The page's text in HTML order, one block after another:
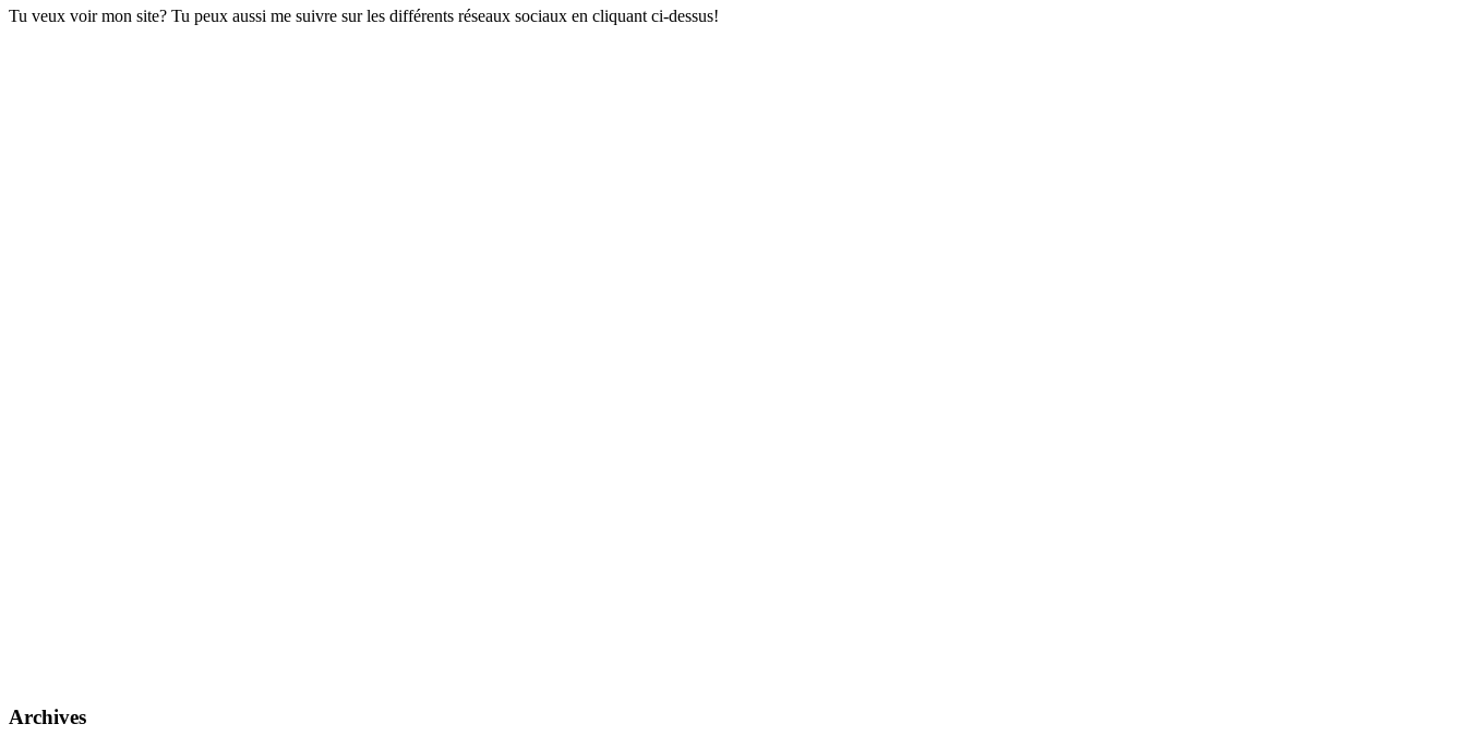
Tu veux voir mon site? Tu peux aussi me suivre sur les différents réseaux sociaux en cliquant ci-dessus!
Archives